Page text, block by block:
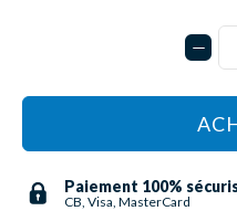
Paiement 100%
CB, Visa, MasterCard